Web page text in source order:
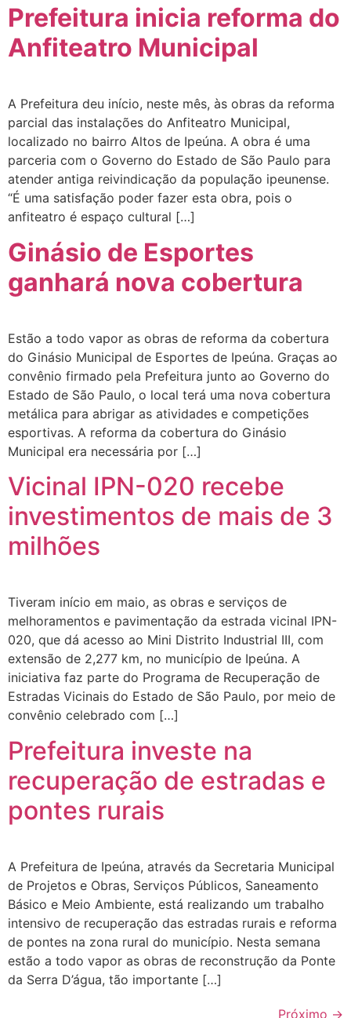
Prefeitura inicia reforma do
Anfiteatro Municipal
A Prefeitura deu início, neste mês, às obras da reforma
parcial das instalações do Anfiteatro Municipal,
localizado no bairro Altos de Ipeúna. A obra é uma
parceria com o Governo do Estado de São Paulo para
atender antiga reivindicação da população ipeunense.
“É uma satisfação poder fazer esta obra, pois o
anfiteatro é espaço cultural […]
Ginásio de Esportes
ganhará nova cobertura
Estão a todo vapor as obras de reforma da cobertura
do Ginásio Municipal de Esportes de Ipeúna. Graças ao
convênio firmado pela Prefeitura junto ao Governo do
Estado de São Paulo, o local terá uma nova cobertura
metálica para abrigar as atividades e competições
esportivas. A reforma da cobertura do Ginásio
Municipal era necessária por […]
Vicinal IPN-020 recebe
investimentos de mais de 3
milhões
Tiveram início em maio, as obras e serviços de
melhoramentos e pavimentação da estrada vicinal IPN-
020, que dá acesso ao Mini Distrito Industrial III, com
extensão de 2,277 km, no município de Ipeúna. A
iniciativa faz parte do Programa de Recuperação de
Estradas Vicinais do Estado de São Paulo, por meio de
convênio celebrado com […]
Prefeitura investe na
recuperação de estradas e
pontes rurais
A Prefeitura de Ipeúna, através da Secretaria Municipal
de Projetos e Obras, Serviços Públicos, Saneamento
Básico e Meio Ambiente, está realizando um trabalho
intensivo de recuperação das estradas rurais e reforma
de pontes na zona rural do município. Nesta semana
estão a todo vapor as obras de reconstrução da Ponte
da Serra D’água, tão importante […]
Próximo →